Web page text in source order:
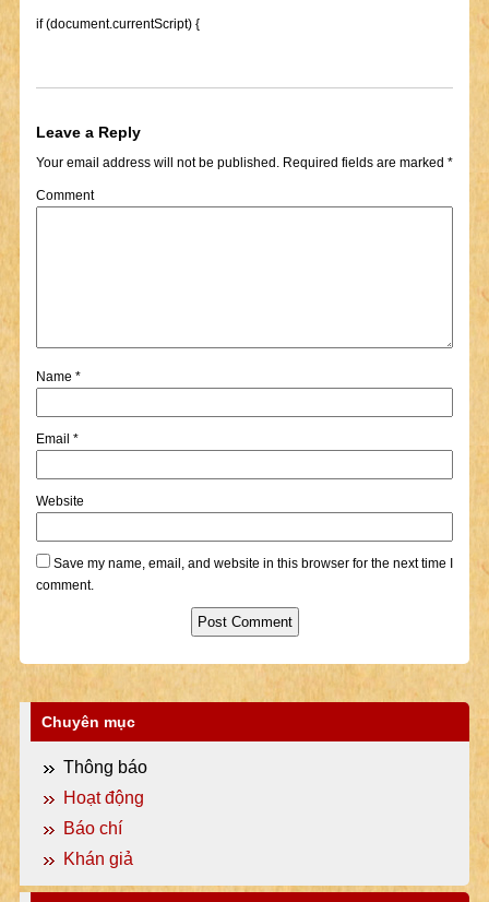
if (document.currentScript) {
Leave a Reply
Your email address will not be published.Required fields are marked *
Comment
Name *
Email *
Website
Save my name, email, and website in this browser for the next time I
comment.
Chuyên mục
Thông báo
Hoạt động
Báo chí
Khán giả